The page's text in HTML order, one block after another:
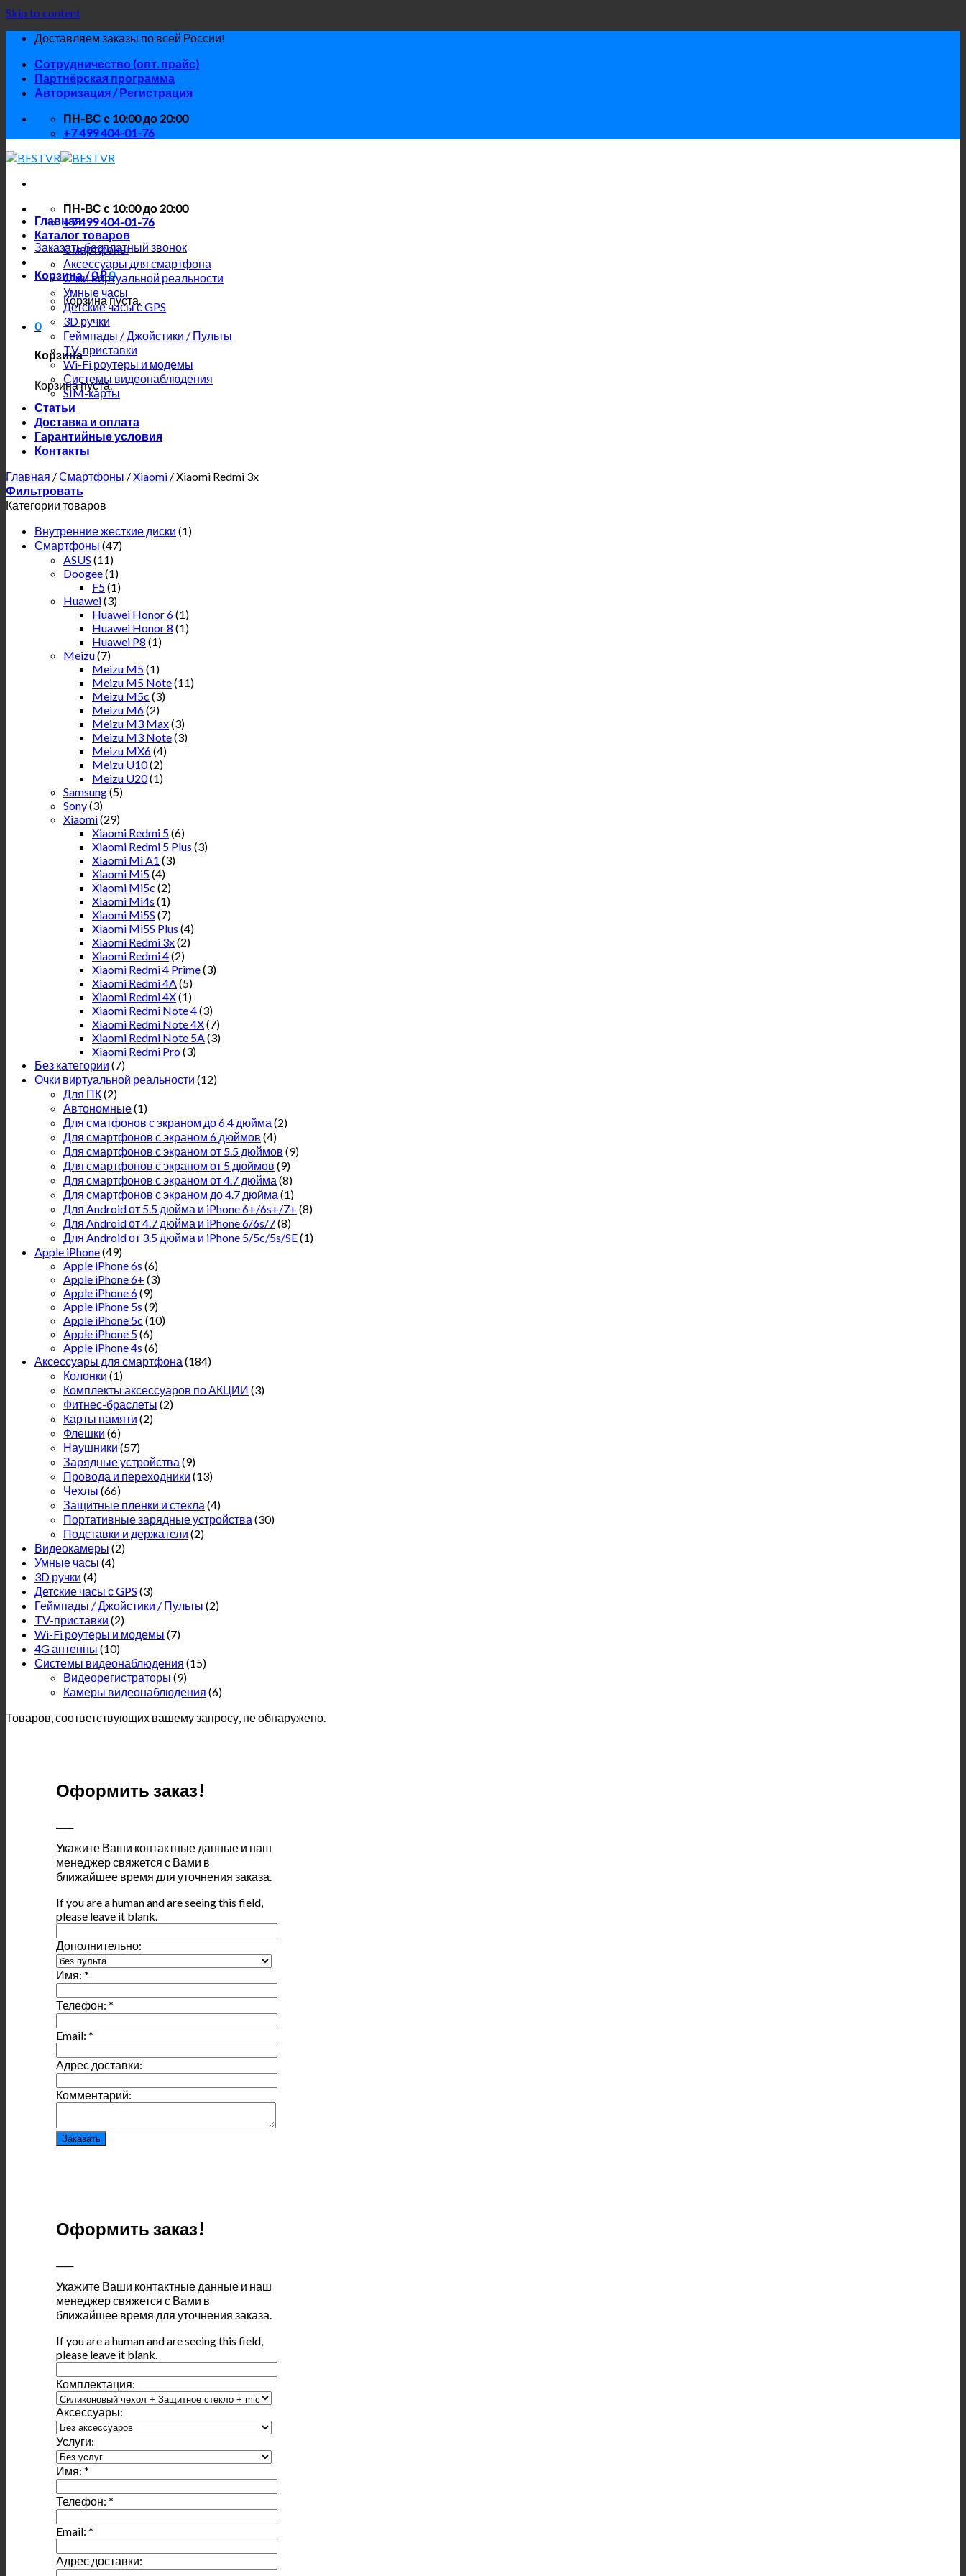
Skip to content
Доставляем заказы по всей России!
Сотрудничество (опт. прайс)
Партнёрская программа
Авторизация / Регистрация
ПН-ВС с 10:00 до 20:00
+7 499 404-01-76
ПН-ВС с 10:00 до 20:00
+7 499 404-01-76
Заказать бесплатный звонок
Корзина /0₽0
Корзина пуста.
0
Корзина
Корзина пуста.
Главная
Каталог товаров
Смартфоны
Аксессуары для смартфона
Очки виртуальной реальности
Умные часы
Детские часы с GPS
3D ручки
Геймпады / Джойстики / Пульты
TV-приставки
Wi-Fi роутеры и модемы
Системы видеонаблюдения
SIM-карты
Статьи
Доставка и оплата
Гарантийные условия
Контакты
Главная /Смартфоны /Xiaomi /Xiaomi Redmi 3x
Фильтровать
Категории товаров
Внутренние жесткие диски (1)
Смартфоны (47)
ASUS (11)
Doogee(1)
F5(1)
Huawei(3)
Huawei Honor 6(1)
Huawei Honor 8 (1)
Huawei P8 (1)
Meizu(7)
Meizu M5(1)
Meizu M5 Note(11)
Meizu M5c (3)
Meizu M6(2)
Meizu M3 Max(3)
Meizu M3 Note(3)
Meizu MX6(4)
Meizu U10(2)
Meizu U20(1)
Samsung(5)
Sony(3)
Xiaomi(29)
Xiaomi Redmi 5(6)
Xiaomi Redmi 5 Plus (3)
Xiaomi Mi A1 (3)
Xiaomi Mi5(4)
Xiaomi Mi5c (2)
Xiaomi Mi4s (1)
Xiaomi Mi5S (7)
Xiaomi Mi5S Plus (4)
Xiaomi Redmi 3x(2)
Xiaomi Redmi 4(2)
Xiaomi Redmi 4 Prime(3)
Xiaomi Redmi 4A(5)
Xiaomi Redmi 4X(1)
Xiaomi Redmi Note 4(3)
Xiaomi Redmi Note 4X(7)
Xiaomi Redmi Note 5A(3)
Xiaomi Redmi Pro(3)
Без категории (7)
Очки виртуальной реальности (12)
Для ПК(2)
Автономные(1)
Для сматфонов с экраном до 6.4 дюйма (2)
Для смартфонов с экраном 6 дюймов (4)
Для смартфонов с экраном от 5.5 дюймов (9)
Для смартфонов с экраном от 5 дюймов (9)
Для смартфонов с экраном от 4.7 дюйма (8)
Для смартфонов с экраном до 4.7 дюйма (1)
Для Android от 5.5 дюйма и iPhone 6+/6s+/7+ (8)
Для Android от 4.7 дюйма и iPhone 6/6s/7(8)
Для Android от 3.5 дюйма и iPhone 5/5c/5s/SE(1)
Apple iPhone(49)
Apple iPhone 6s (6)
Apple iPhone 6+ (3)
Apple iPhone 6(9)
Apple iPhone 5s (9)
Apple iPhone 5c (10)
Apple iPhone 5(6)
Apple iPhone 4s (6)
Аксессуары для смартфона (184)
Колонки (1)
Комплекты аксессуаров по АКЦИИ (3)
Фитнес-браслеты (2)
Карты памяти (2)
Флешки (6)
Наушники (57)
Зарядные устройства (9)
Провода и переходники (13)
Чехлы (66)
Защитные пленки и стекла (4)
Портативные зарядные устройства (30)
Подставки и держатели (2)
Видеокамеры (2)
Умные часы (4)
3D ручки (4)
Детские часы с GPS (3)
Геймпады / Джойстики / Пульты (2)
TV-приставки (2)
Wi-Fi роутеры и модемы (7)
4G антенны (10)
Системы видеонаблюдения (15)
Видеорегистраторы (9)
Камеры видеонаблюдения (6)
Товаров, соответствующих вашему запросу, не обнаружено.
Оформить заказ!
Укажите Ваши контактные данные и наш
менеджер свяжется с Вами в
ближайшее время для уточнения заказа.
If you are a human and are seeing this field,
please leave it blank.
Дополнительно:
Имя: *
Телефон: *
Email: *
Адрес доставки:
Комментарий:
Оформить заказ!
Укажите Ваши контактные данные и наш
менеджер свяжется с Вами в
ближайшее время для уточнения заказа.
If you are a human and are seeing this field,
please leave it blank.
Комплектация:
Аксессуары:
Услуги:
Имя: *
Телефон: *
Email: *
Адрес доставки: